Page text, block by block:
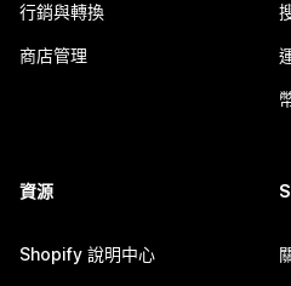
行銷與轉換
商店管理
資源
Shopify 說明中心